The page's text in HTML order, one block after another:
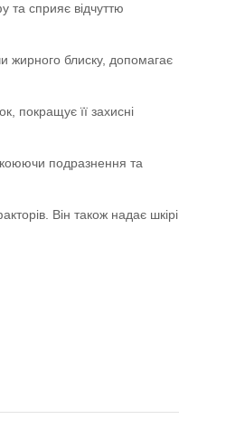
та сприяє відчуттю
жирного блиску, допомагає
покращує її захисні
подразнення та
Він також надає шкірі